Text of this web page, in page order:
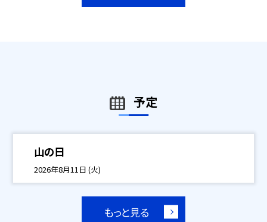
予定
山の日
2026年8月11日 (火)
もっと見る